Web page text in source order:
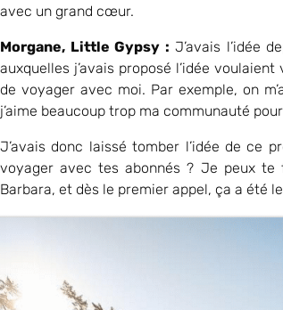
avec un grand cœur.
Morgane, Little Gypsy : J’avais l’idée
auxquelles j’avais proposé l’idée
de voyager avec moi. Par exemple, on
j’aime beaucoup trop ma communauté
J’avais donc laissé tomber l’idée de ce
voyager avec tes abonnés ? Je peux te
Barbara, et dès le premier appel, ça a été